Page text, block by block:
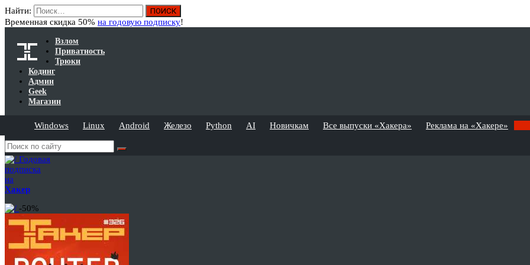
Найти:
Временная скидка 50% на годовую подписку!
Взлом
Приватность
Трюки
Кодинг
Админ
Geek
Магазин
Windows Linux Android Железо Python AI Новичкам Все выпуски «Хакера» Реклама на «Хакере»
Годовая
подписка
на
Хакер
-50%